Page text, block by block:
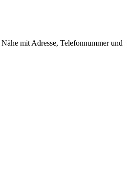
mit Adresse, Telefonnummer und